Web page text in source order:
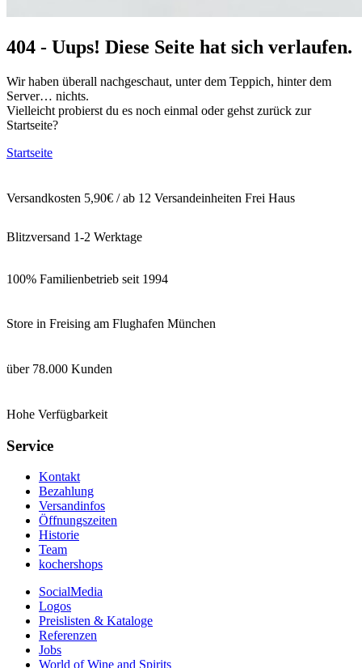
404 - Uups! Diese Seite hat sich verlaufen.
Wir haben überall nachgeschaut, unter dem Teppich, hinter dem
Server… nichts.
Vielleicht probierst du es noch einmal oder gehst zurück zur
Startseite?
Startseite
Versandkosten 5,90€ / ab 12 Versandeinheiten Frei Haus
Blitzversand 1-2 Werktage
100% Familienbetrieb seit 1994
Store in Freising am Flughafen München
über 78.000 Kunden
Hohe Verfügbarkeit
Service
Kontakt
Bezahlung
Versandinfos
Öffnungszeiten
Historie
Team
kochershops
SocialMedia
Logos
Preislisten & Kataloge
Referenzen
Jobs
World of Wine and Spirits